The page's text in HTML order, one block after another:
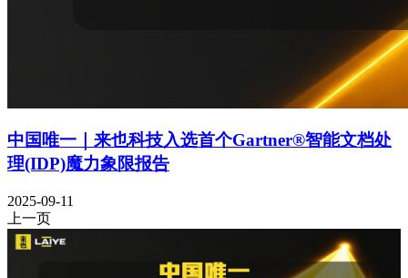
中国唯一｜来也科技入选首个Gartner®智能文档处
理(IDP)魔力象限报告
2025-09-11
上一页